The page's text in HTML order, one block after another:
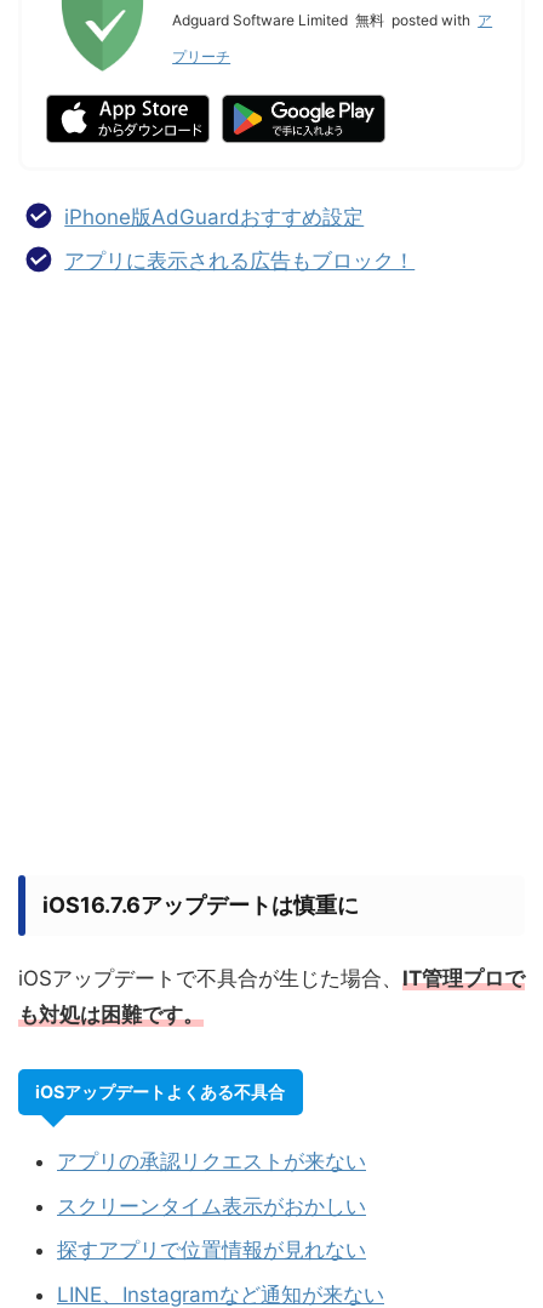
Adguard Software Limited 無料 posted with ア
プリーチ
iPhone版AdGuardおすすめ設定
アプリに表示される広告もブロック！
iOS16.7.6アップデートは慎重に
iOSアップデートで不具合が生じた場合、 IT管理プロで
も対処は困難です。
iOSアップデートよくある不具合
アプリの承認リクエストが来ない
スクリーンタイム表示がおかしい
探すアプリで位置情報が見れない
LINE、Instagramなど通知が来ない